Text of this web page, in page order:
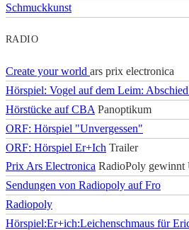
Schmuckkunst
RADIO
Create your world ars prix electronica
Hörspiel: Vogel auf dem Leim:
Hörstücke auf CBA Panoptikum
ORF: Hörspiel "Unvergessen"
ORF: Hörspiel Er+Ich Trailer
Prix Ars Electronica RadioPoly gewinnt
Sendungen von Radiopoly auf Fro
Radiopoly
Hörspiel:Er+ich:Leichenschmaus für